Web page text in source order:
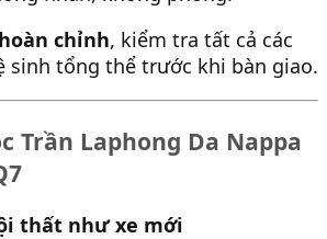
chỉnh, kiểm tra tất cả các
sinh tổng thể trước khi bàn giao.
Trần Laphong Da Nappa
thất như xe mới